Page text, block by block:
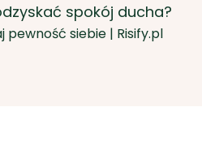
spokój ducha?